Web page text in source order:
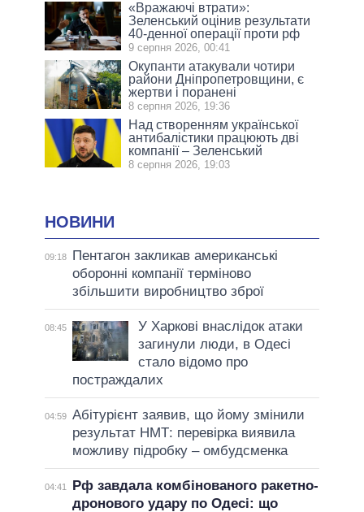
«Вражаючі втрати»:
Зеленський оцінив результати
40-денної операції проти рф
9 серпня 2026, 00:41
Окупанти атакували чотири
райони Дніпропетровщини, є
жертви і поранені
8 серпня 2026, 19:36
Над створенням української
антибалістики працюють дві
компанії – Зеленський
8 серпня 2026, 19:03
НОВИНИ
09:18
Пентагон закликав американські
оборонні компанії терміново
збільшити виробництво зброї
08:45
У Харкові внаслідок атаки
загинули люди, в Одесі
стало відомо про
постраждалих
04:59 Абітурієнт заявив, що йому змінили
результат НМТ: перевірка виявила
можливу підробку – омбудсменка
04:41
Рф завдала комбінованого ракетно-
дронового удару по Одесі: що